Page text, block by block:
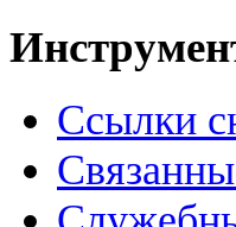
Ссылки